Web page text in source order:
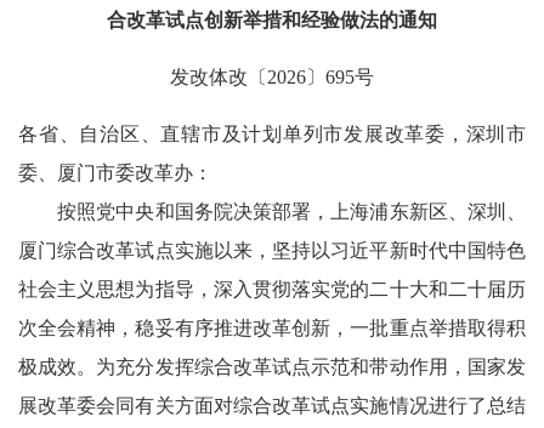
合改革试点创新举措和经验做法的通知
发改体改〔2026〕695号
各省、自治区、直辖市及计划单列市发展改革委，深圳市
委、厦门市委改革办：
按照党中央和国务院决策部署，上海浦东新区、深圳、
厦门综合改革试点实施以来，坚持以习近平新时代中国特色
社会主义思想为指导，深入贯彻落实党的二十大和二十届历
次全会精神，稳妥有序推进改革创新，一批重点举措取得积
极成效。为充分发挥综合改革试点示范和带动作用，国家发
展改革委会同有关方面对综合改革试点实施情况进行了总结